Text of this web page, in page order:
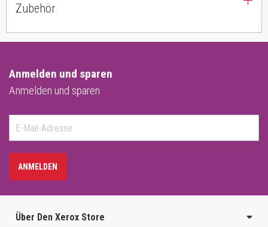
Zubehör
Anmelden und sparen
Anmelden und sparen
ANMELDEN
Über Den Xerox Store